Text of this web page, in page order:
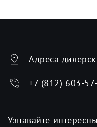
Адреса
+7 (812) 603-
Узнавайте